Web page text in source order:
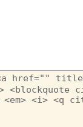
href=""
<blockquote
<i> <q